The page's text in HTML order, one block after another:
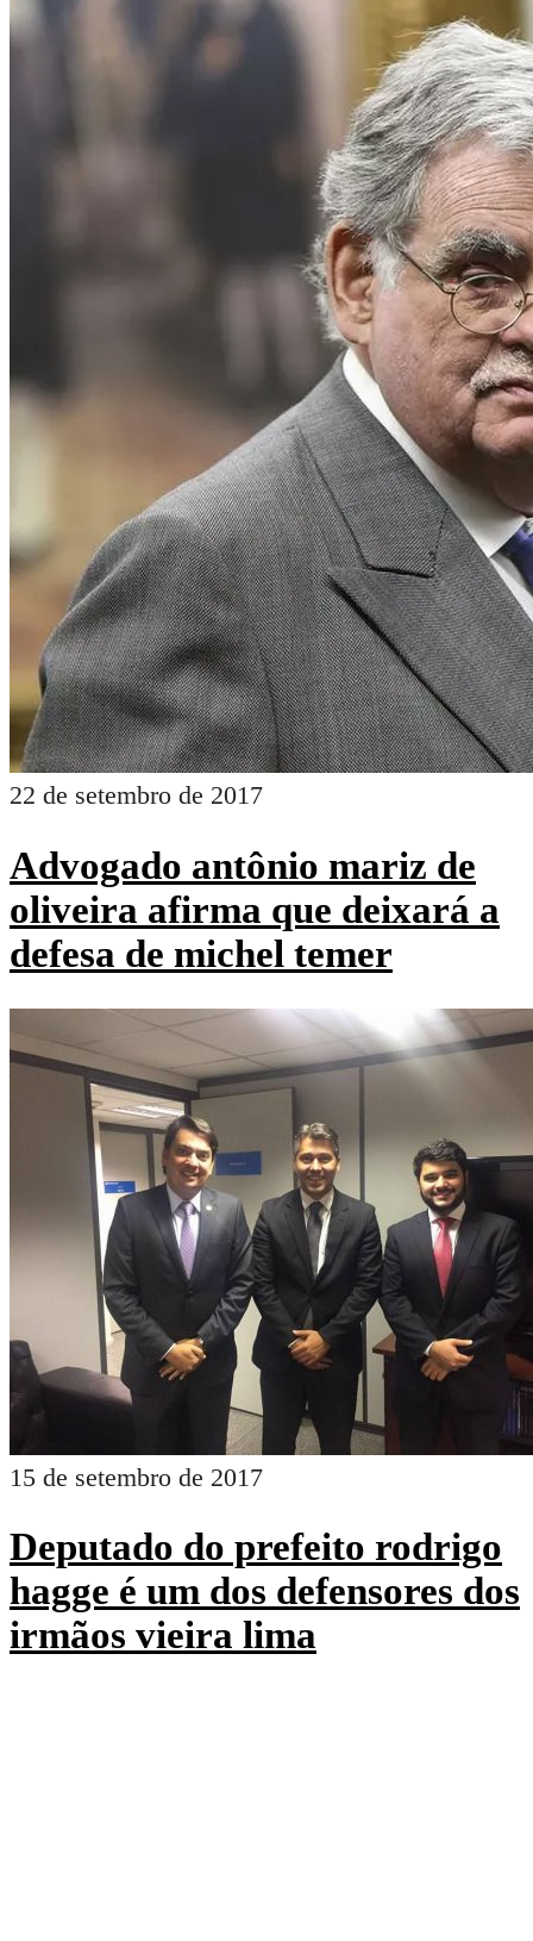
22 de setembro de 2017
Advogado antônio mariz de
oliveira afirma que deixará a
defesa de michel temer
15 de setembro de 2017
Deputado do prefeito rodrigo
hagge é um dos defensores dos
irmãos vieira lima